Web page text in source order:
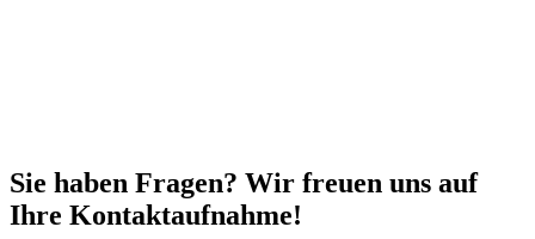
Sie haben Fragen? Wir freuen uns auf
Ihre Kontaktaufnahme!